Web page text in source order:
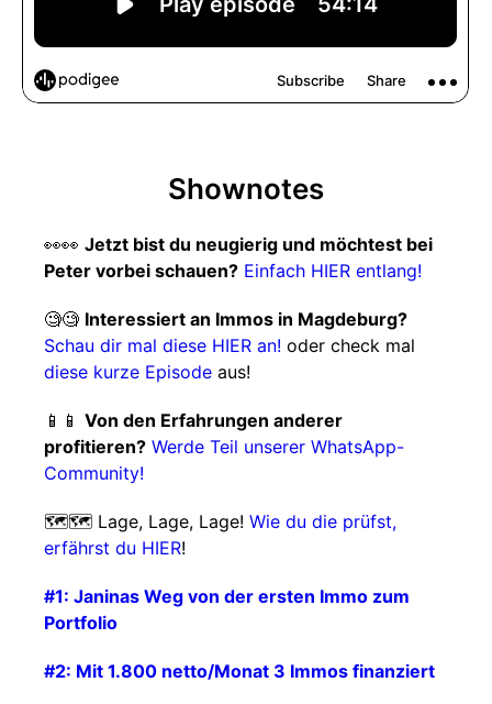
Shownotes
👀👀 Jetzt bist du neugierig und möchtest bei
Peter vorbei schauen? Einfach HIER entlang!
🧐🧐 Interessiert an Immos in Magdeburg?
Schau dir mal diese HIER an! oder check mal
diese kurze Episode aus!
📱📱 Von den Erfahrungen anderer
profitieren? Werde Teil unserer WhatsApp-
Community!
🗺️🗺️ Lage, Lage, Lage! Wie du die prüfst,
erfährst du HIER!
#1: Janinas Weg von der ersten Immo zum
Portfolio
#2: Mit 1.800 netto/Monat 3 Immos finanziert